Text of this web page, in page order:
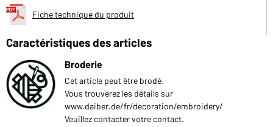
Fiche technique du produit
Caractéristiques des articles
Broderie
Cet article peut être brodé.
Vous trouverez les détails sur
www.daiber.de/fr/decoration/embroidery/
Veuillez contacter votre contact.